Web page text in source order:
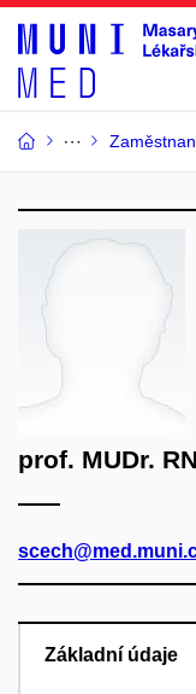
prof. MUDr.
Základní údaje